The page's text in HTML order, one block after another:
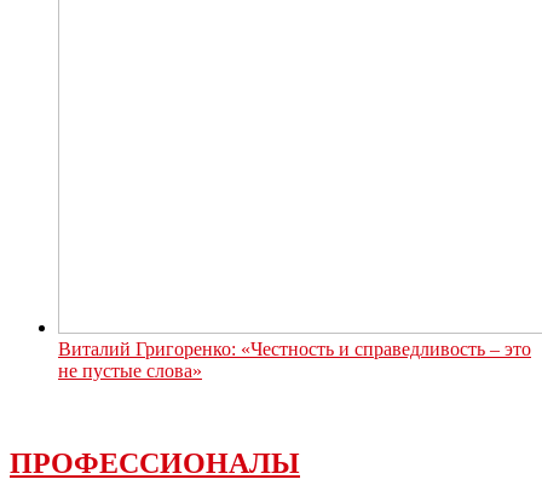
Виталий Григоренко: «Честность и справедливость – это
не пустые слова»
ПРОФЕССИОНАЛЫ